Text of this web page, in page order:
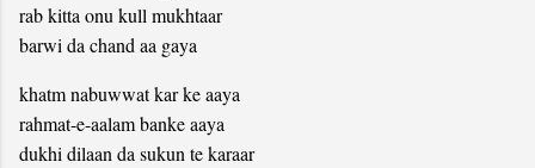
rab kitta onu kull mukhtaar
barwi da chand aa gaya
khatm nabuwwat kar ke aaya
rahmat-e-aalam banke aaya
dukhi dilaan da sukun te karaar